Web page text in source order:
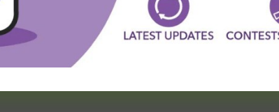
SLEDEĆA VEST
Domaćin sa nekoliko povređenih igrača, da li